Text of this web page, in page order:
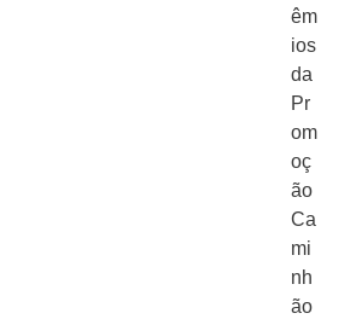
êm
ios
da
Pr
om
oç
ão
Ca
mi
nh
ão